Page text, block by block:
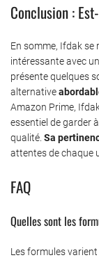
Conclusion :
En somme, Ifdak se
intéressante avec
présente quelques
alternative
Amazon Prime,
essentiel de garder
qualité. Sa
attentes de chaque
FAQ
Quelles sont les
Les formules